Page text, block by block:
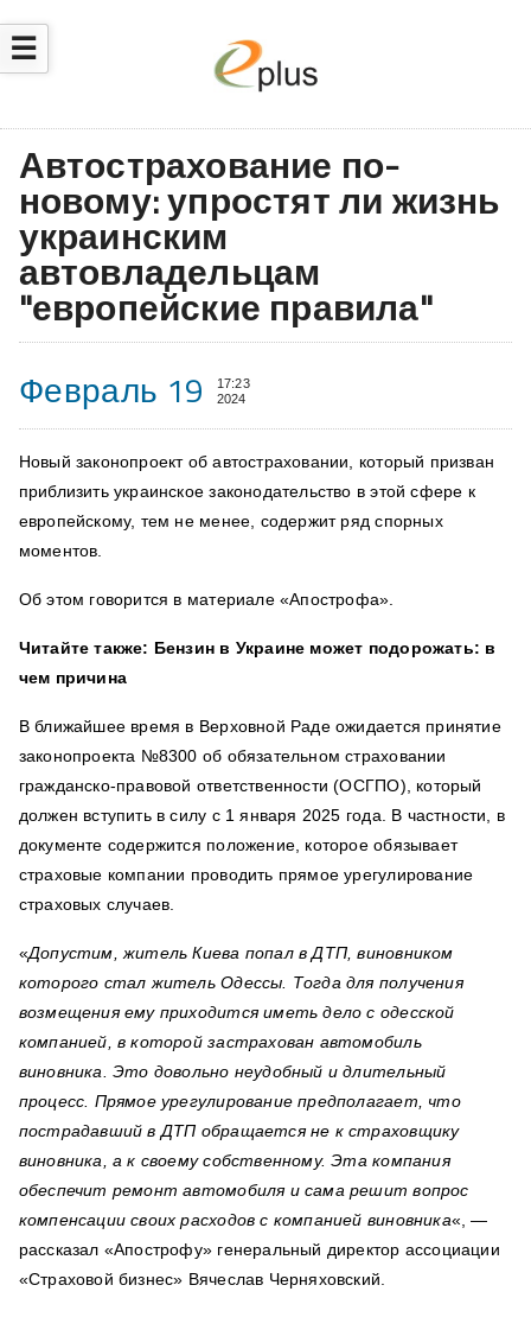
☰
Автострахование по-
новому: упростят ли жизнь
украинским
автовладельцам
"европейские правила"
Февраль 19
17:23
2024
Новый законопроект об автостраховании, который призван
приблизить украинское законодательство в этой сфере к
европейскому, тем не менее, содержит ряд спорных
моментов.
Об этом говорится в материале «Апострофа».
Читайте также: Бензин в Украине может подорожать: в
чем причина
В ближайшее время в Верховной Раде ожидается принятие
законопроекта №8300 об обязательном страховании
гражданско-правовой ответственности (ОСГПО), который
должен вступить в силу с 1 января 2025 года. В частности, в
документе содержится положение, которое обязывает
страховые компании проводить прямое урегулирование
страховых случаев.
«Допустим, житель Киева попал в ДТП, виновником
которого стал житель Одессы. Тогда для получения
возмещения ему приходится иметь дело с одесской
компанией, в которой застрахован автомобиль
виновника. Это довольно неудобный и длительный
процесс. Прямое урегулирование предполагает, что
пострадавший в ДТП обращается не к страховщику
виновника, а к своему собственному. Эта компания
обеспечит ремонт автомобиля и сама решит вопрос
компенсации своих расходов с компанией виновника«, —
рассказал «Апострофу» генеральный директор ассоциации
«Страховой бизнес» Вячеслав Черняховский.